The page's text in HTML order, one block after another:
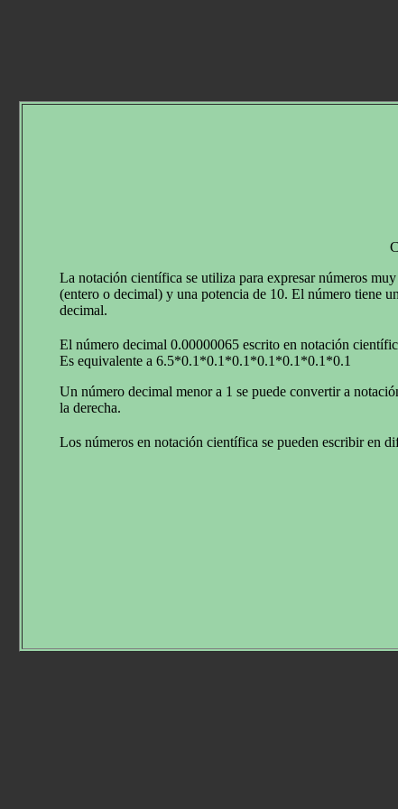
La notación científica se utiliza para expresar números
(entero o decimal) y una potencia de 10. El número tiene
decimal.
El número decimal 0.00000065 escrito en notación
Es equivalente a 6.5*0.1*0.1*0.1*0.1*0.1*0.1*0.1
Un número decimal menor a 1 se puede convertir a
la derecha.
Los números en notación científica se pueden escribir en